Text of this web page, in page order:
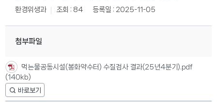
환경위생과 조회 : 84 등록일 : 2025-11-05
첨부파일
먹는물공동시설(봉화약수터) 수질검사 결과(25년4분기).pdf
(140kb)